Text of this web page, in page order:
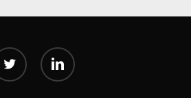
twitter linkedin